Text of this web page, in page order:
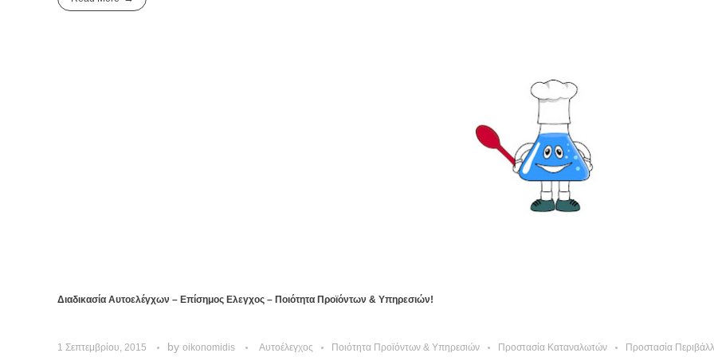
Διαδικασία Αυτοελέγχων – Επίσημος Ελεγχος – Ποιότητα Προϊόντων & Υπηρεσιών!
1 Σεπτεμβρίου, 2015 by oikonomidis Αυτοέλεγχος Ποιότητα Προϊόντων & Υπηρεσιών Προστασία Καταναλωτών Προστασία